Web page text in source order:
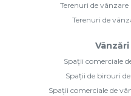
Terenuri de
Terenuri de
Spații comerciale
Spații de birouri
Spații comerciale de